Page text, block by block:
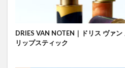
DRIES VAN NOTEN｜ドリス ヴァ
リップスティック